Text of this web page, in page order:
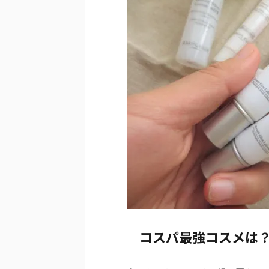
コスパ最強コスメは